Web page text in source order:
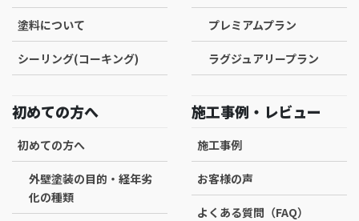
塗料について
シーリング(コーキング)
プレミアムプラン
ラグジュアリープラン
初めての方へ
初めての方へ
外壁塗装の目的・経年劣
化の種類
施工事例・レビュー
施工事例
お客様の声
よくある質問（FAQ）